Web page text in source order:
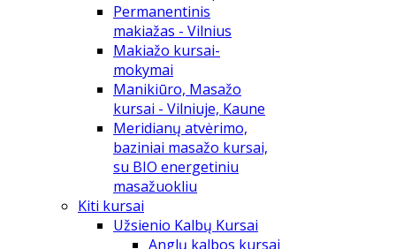
Permanentinis
makiažas - Vilnius
Makiažo kursai-
mokymai
Manikiūro, Masažo
kursai - Vilniuje, Kaune
Meridianų atvėrimo,
baziniai masažo kursai,
su BIO energetiniu
masažuokliu
Kiti kursai
Užsienio Kalbų Kursai
Anglų kalbos kursai